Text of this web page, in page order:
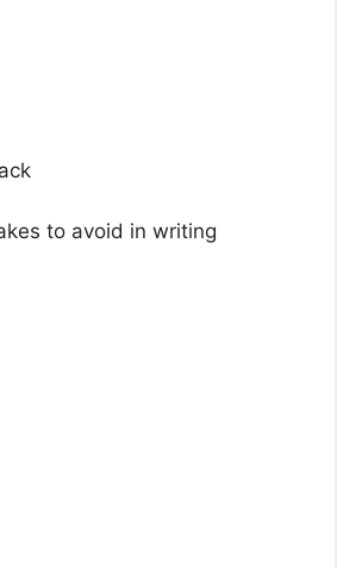
to avoid in writing